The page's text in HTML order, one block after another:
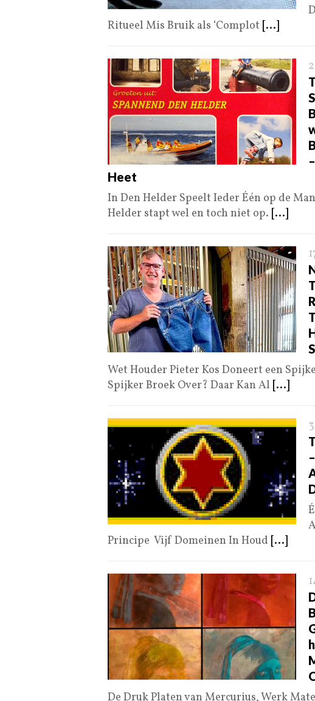
Ritueel Mis Bruik als ‘Complot [...]
Heet
In Den Helder Speelt Ieder Één op de
Helder stapt wel en toch niet op. [...]
Wet Houder Pieter Kos Doneert een
Spijker Broek Over? Daar Kan Al [...]
Principe Vijf Domeinen In Houd [...]
De Druk Platen van Mercurius, Werk